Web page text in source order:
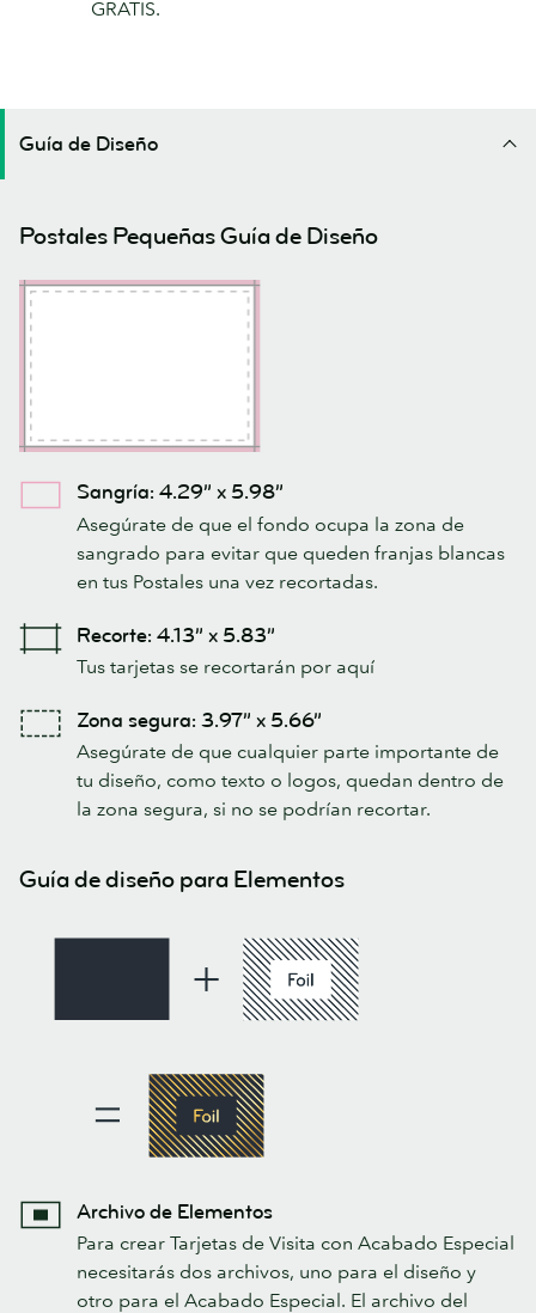
GRATIS.
Guía de Diseño
Postales Pequeñas Guía de Diseño
Sangría: 4.29” x 5.98”
Asegúrate de que el fondo ocupa la zona de
sangrado para evitar que queden franjas blancas
en tus Postales una vez recortadas.
Recorte: 4.13” x 5.83”
Tus tarjetas se recortarán por aquí
Zona segura: 3.97” x 5.66”
Asegúrate de que cualquier parte importante de
tu diseño, como texto o logos, quedan dentro de
la zona segura, si no se podrían recortar.
Guía de diseño para Elementos
Archivo de Elementos
Para crear Tarjetas de Visita con Acabado Especial
necesitarás dos archivos, uno para el diseño y
otro para el Acabado Especial. El archivo del